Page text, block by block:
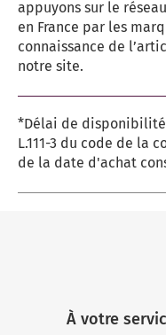
appuyons sur le
en France par les
connaissance de
notre site.
*Délai de
L.111-3 du code de la
de la date d'achat
À votre